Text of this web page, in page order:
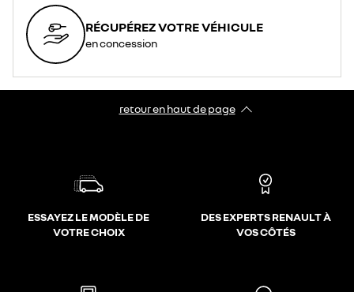
RÉCUPÉREZ VOTRE VÉHICULE
en concession
retour en haut de page​
ESSAYEZ LE MODÈLE DE
VOTRE CHOIX
DES EXPERTS RENAULT À
VOS CÔTÉS